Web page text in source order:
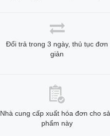
Đổi trả trong 3 ngày, thủ tục đơn
giản
Nhà cung cấp xuất hóa đơn cho
phẩm này